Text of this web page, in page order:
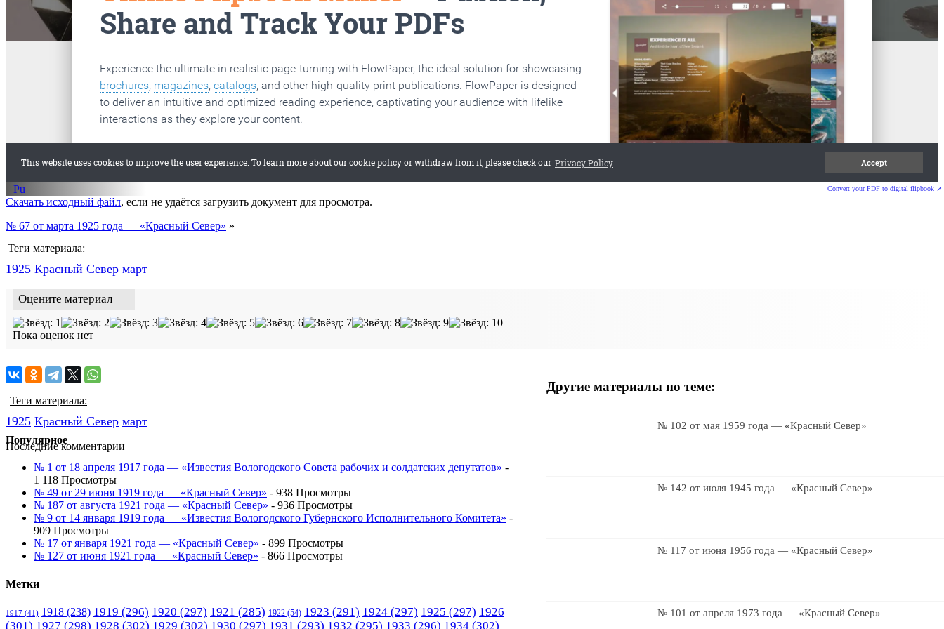
Вологда старые газеты
Convert your PDF to digital flipbook ↗
Скачать исходный файл, если не удаётся загрузить документ для просмотра.
№ 67 от марта 1925 года — «Красный Север» »
Теги материала:
1925 Красный Cевер март
Оцените материал
Пока оценок нет
Другие материалы по теме:
№ 102 от мая 1959 года — «Красный Север»
№ 142 от июля 1945 года — «Красный Север»
№ 117 от июня 1956 года — «Красный Север»
№ 101 от апреля 1973 года — «Красный Север»
Теги материала:
1925 Красный Cевер март
Последние комментарии
Популярное
№ 1 от 18 апреля 1917 года — «Известия Вологодского Совета рабочих и солдатских депутатов» -
1 118 Просмотры
№ 49 от 29 июня 1919 года — «Красный Север» - 938 Просмотры
№ 187 от августа 1921 года — «Красный Север» - 936 Просмотры
№ 9 от 14 января 1919 года — «Известия Вологодского Губернского Исполнительного Комитета» -
909 Просмотры
№ 17 от января 1921 года — «Красный Север» - 899 Просмотры
№ 127 от июня 1921 года — «Красный Север» - 866 Просмотры
Метки
1917 (41) 1918 (238) 1919 (296) 1920 (297) 1921 (285) 1922 (54) 1923 (291) 1924 (297) 1925 (297) 1926
(301) 1927 (298) 1928 (302) 1929 (302) 1930 (297) 1931 (293) 1932 (295) 1933 (296) 1934 (302)